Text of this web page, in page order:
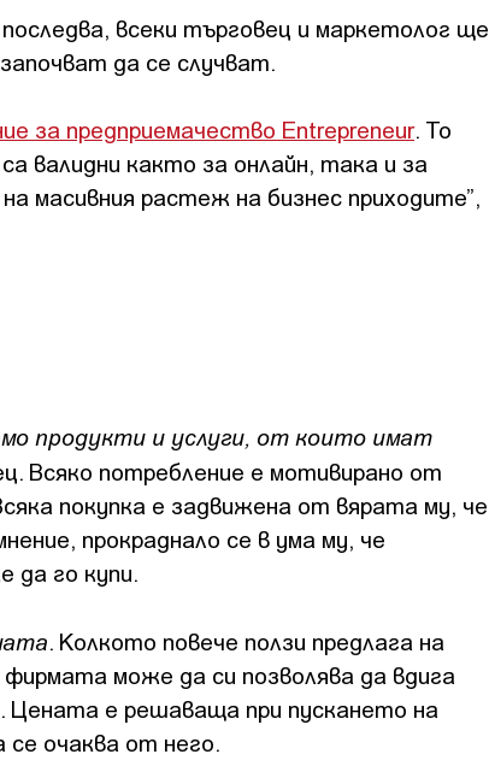
всеки търговец и маркетолог ще
да се случват.
за предприемачество Entrepreneur. То
валидни както за онлайн, така и за
масивния растеж на бизнес приходите”,
продукти и услуги, от които имат
Всяко потребление е мотивирано от
покупка е задвижена от вярата му, че
прокраднало се в ума му, че
да го купи.
. Колкото повече ползи предлага на
може да си позволява да вдига
е решаваща при пускането на
очаква от него.